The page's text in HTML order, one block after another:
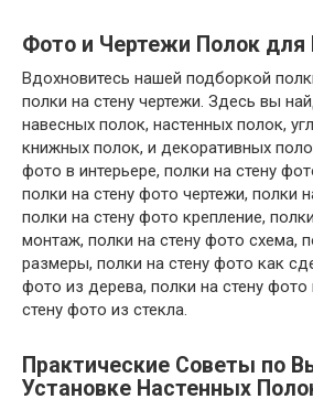
Фото и Чертежи Полок для
Вдохновитесь нашей подборкой
полки на стену чертежи. Здесь вы
навесных полок, настенных полок,
книжных полок, и декоративных
фото в интерьере, полки на стену
полки на стену фото чертежи, полки
полки на стену фото крепление,
монтаж, полки на стену фото схема,
размеры, полки на стену фото как
фото из дерева, полки на стену фото
стену фото из стекла.
Практические Советы по
Установке Настенных